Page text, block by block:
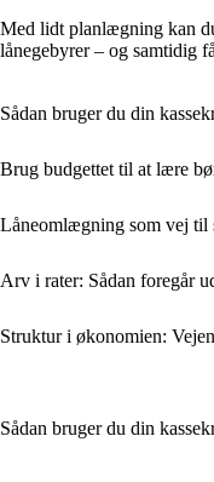
Med lidt planlægning kan
lånegebyrer – og samtidig
Sådan bruger du din
Brug budgettet til at lære
Låneomlægning som vej til
Arv i rater: Sådan foregår
Struktur i økonomien:
Sådan bruger du din